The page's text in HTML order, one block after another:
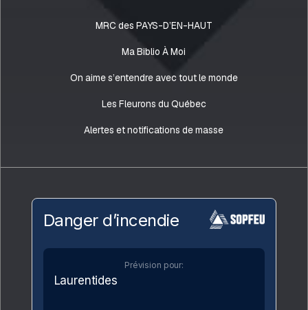
MRC des PAYS-D’EN-HAUT
Ma Biblio À Moi
On aime s’entendre avec tout le monde
Les Fleurons du Québec
Alertes et notifications de masse
Danger d’incendie
Prévision pour:
Laurentides